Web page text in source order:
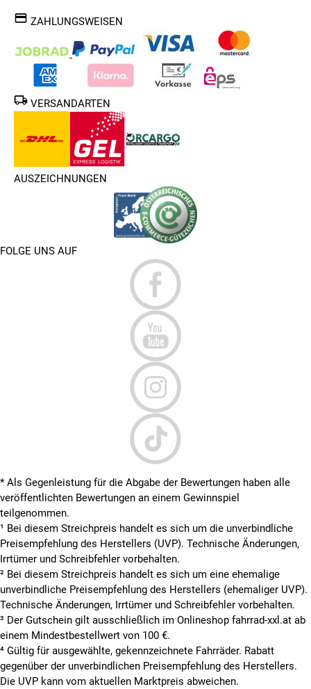
ZAHLUNGSWEISEN
VERSANDARTEN
AUSZEICHNUNGEN
FOLGE UNS AUF
* Als Gegenleistung für die Abgabe der Bewertungen haben alle
veröffentlichten Bewertungen an einem Gewinnspiel
teilgenommen.
¹ Bei diesem Streichpreis handelt es sich um die unverbindliche
Preisempfehlung des Herstellers (UVP). Technische Änderungen,
Irrtümer und Schreibfehler vorbehalten.
² Bei diesem Streichpreis handelt es sich um eine ehemalige
unverbindliche Preisempfehlung des Herstellers (ehemaliger UVP).
Technische Änderungen, Irrtümer und Schreibfehler vorbehalten.
³ Der Gutschein gilt ausschließlich im Onlineshop fahrrad-xxl.at ab
einem Mindestbestellwert von 100 €.
⁴ Gültig für ausgewählte, gekennzeichnete Fahrräder. Rabatt
gegenüber der unverbindlichen Preisempfehlung des Herstellers.
Die UVP kann vom aktuellen Marktpreis abweichen.